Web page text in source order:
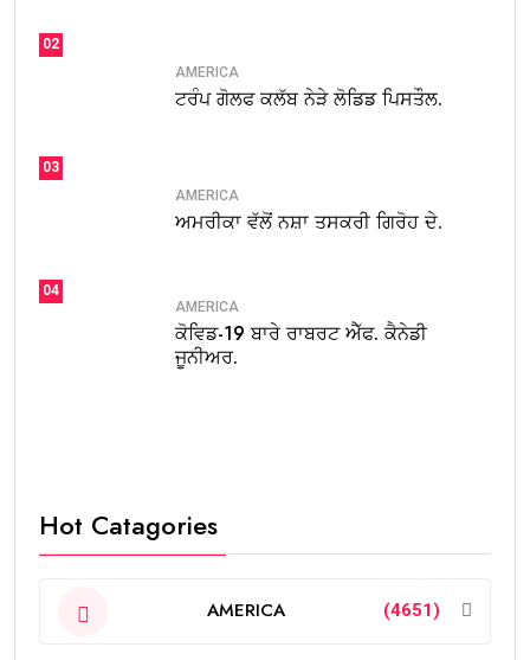
02
AMERICA
ਟਰੰਪ ਗੋਲਫ ਕਲੱਬ ਨੇੜੇ ਲੋਡਿਡ ਪਿਸਤੌਲ.
03
AMERICA
ਅਮਰੀਕਾ ਵੱਲੋਂ ਨਸ਼ਾ ਤਸਕਰੀ ਗਿਰੋਹ ਦੇ.
04
AMERICA
ਕੋਵਿਡ-19 ਬਾਰੇ ਰਾਬਰਟ ਐੱਫ. ਕੈਨੇਡੀ
ਜੂਨੀਅਰ.
Hot Catagories
AMERICA (4651)